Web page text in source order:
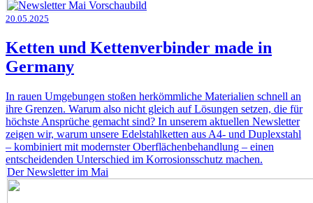
20.05.2025
Ketten und Kettenverbinder made in
Germany
In rauen Umgebungen stoßen herkömmliche Materialien schnell an
ihre Grenzen. Warum also nicht gleich auf Lösungen setzen, die für
höchste Ansprüche gemacht sind? In unserem aktuellen Newsletter
zeigen wir, warum unsere Edelstahlketten aus A4- und Duplexstahl
– kombiniert mit modernster Oberflächenbehandlung – einen
entscheidenden Unterschied im Korrosionsschutz machen.
Der Newsletter im Mai